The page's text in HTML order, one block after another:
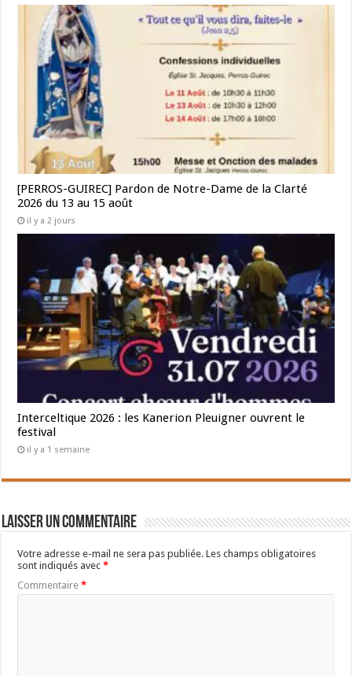
[PERROS-GUIREC] Pardon de Notre-Dame de la Clarté
2026 du 13 au 15 août
il y a 2 jours
Interceltique 2026 : les Kanerion Pleuigner ouvrent le
festival
il y a 1 semaine
Laisser un commentaire
Votre adresse e-mail ne sera pas publiée. Les champs obligatoires
sont indiqués avec*
Commentaire*